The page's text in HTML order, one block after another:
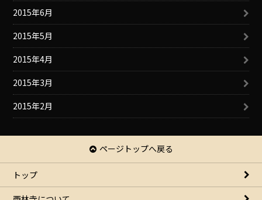
2015年6月
2015年5月
2015年4月
2015年3月
2015年2月
ページトップへ戻る
トップ